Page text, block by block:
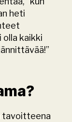
heti
olla kaikki
tavoitteena